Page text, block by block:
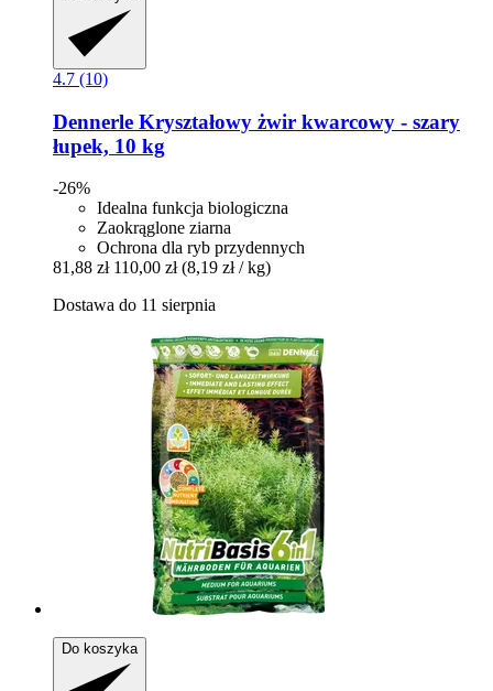
4.7 (10)
Dennerle Kryształowy żwir kwarcowy -​ szary
łupek, 10 kg
-26%
Idealna funkcja biologiczna
Zaokrąglone ziarna
Ochrona dla ryb przydennych
81,88 zł 110,00 zł (8,19 zł / kg)
Dostawa do 11 sierpnia
Do koszyka